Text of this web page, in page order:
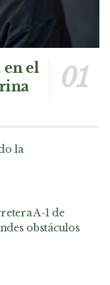
el
la
A-1 de
obstáculos